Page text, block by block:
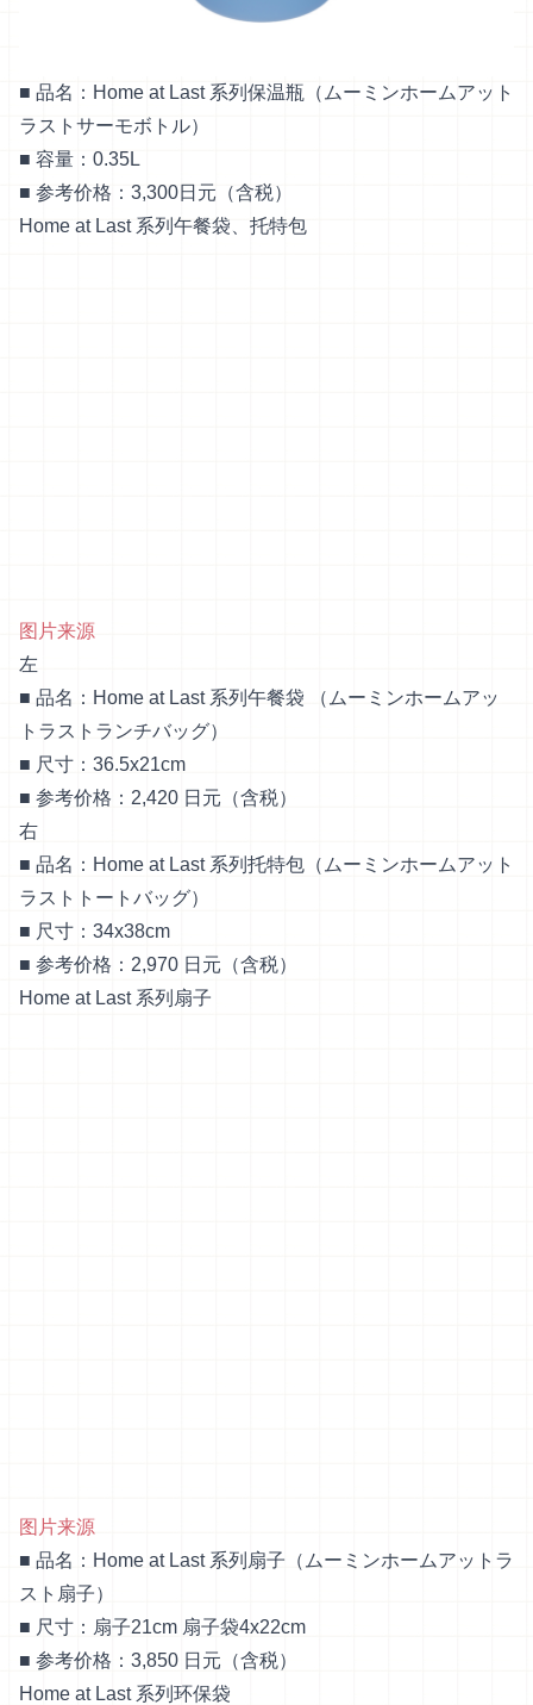
■ 品名：Home at Last 系列保温瓶（ムーミンホームアット
ラストサーモボトル）
■ 容量：0.35L
■ 参考价格：3,300日元（含税）
Home at Last 系列午餐袋、托特包
图片来源
左
■ 品名：Home at Last 系列午餐袋 （ムーミンホームアッ
トラストランチバッグ）
■ 尺寸：36.5x21cm
■ 参考价格：2,420 日元（含税）
右
■ 品名：Home at Last 系列托特包（ムーミンホームアット
ラストトートバッグ）
■ 尺寸：34x38cm
■ 参考价格：2,970 日元（含税）
Home at Last 系列扇子
图片来源
■ 品名：Home at Last 系列扇子（ムーミンホームアットラ
スト扇子）
■ 尺寸：扇子21cm 扇子袋4x22cm
■ 参考价格：3,850 日元（含税）
Home at Last 系列环保袋